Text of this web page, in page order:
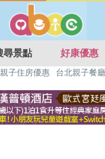
尋景點 好康優惠
觀光工廠 DIY摘果
日本親